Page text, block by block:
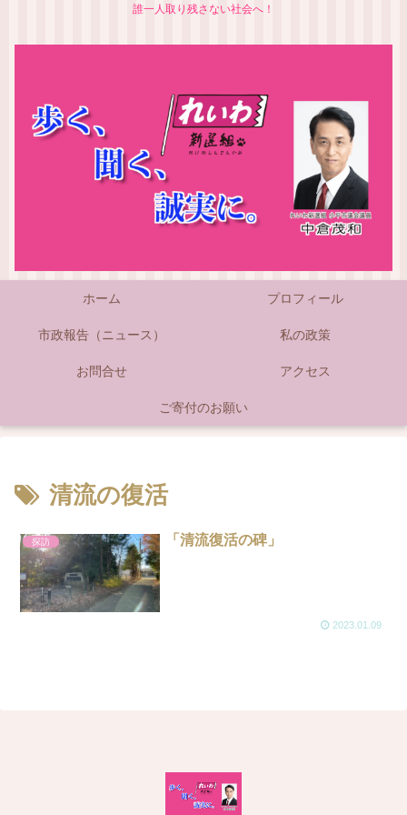
誰一人取り残さない社会へ！
ホーム プロフィール
市政報告（ニュース） 私の政策
お問合せ アクセス
ご寄付のお願い
清流の復活
探訪 「清流復活の碑」
2023.01.09